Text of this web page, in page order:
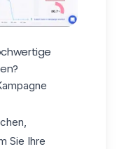
Sie Ihre